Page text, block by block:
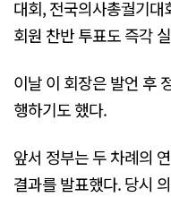
대회, 전국의사총궐기
회원 찬반 투표도 즉각
이날 이 회장은 발언 후
행하기도 했다.
앞서 정부는 두 차례의
결과를 발표했다. 당시